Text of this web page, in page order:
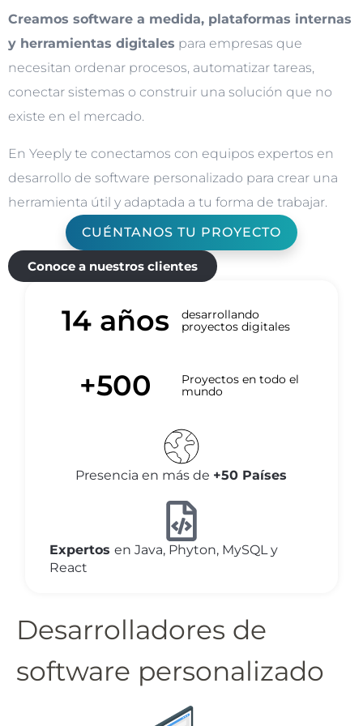
Creamos software a medida, plataformas internas
y herramientas digitales para empresas que
necesitan ordenar procesos, automatizar tareas,
conectar sistemas o construir una solución que no
existe en el mercado.
En Yeeply te conectamos con equipos expertos en
desarrollo de software personalizado para crear una
herramienta útil y adaptada a tu forma de trabajar.
CUÉNTANOS TU PROYECTO
Conoce a nuestros clientes
desarrollando
proyectos digitales
14 años
Proyectos en todo el
mundo
+500
Presencia en más de +50 Países
Expertosen Java, Phyton, MySQL y
React
Desarrolladores de
software personalizado